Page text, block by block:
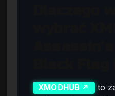
XMODHUB ↗
to